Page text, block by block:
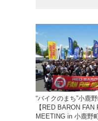
“バイクのまち”小鹿
【RED BARON FAN
MEETING in 小鹿野